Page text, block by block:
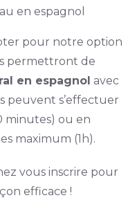
en espagnol
pour notre option
permettront de
en espagnol avec
peuvent s’effectuer
minutes) ou en
maximum (1h).
vous inscrire pour
efficace !